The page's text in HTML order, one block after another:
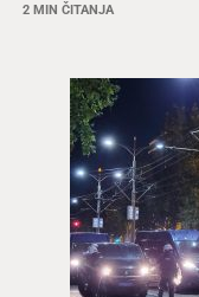
2 MIN ČITANJA